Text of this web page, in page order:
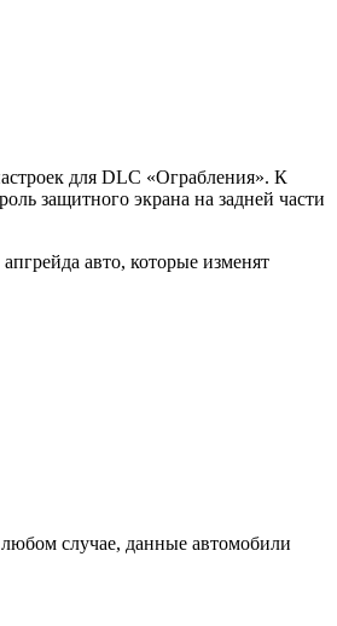
для DLC «Ограбления». К
защитного экрана на задней части
авто, которые изменят
случае, данные автомобили